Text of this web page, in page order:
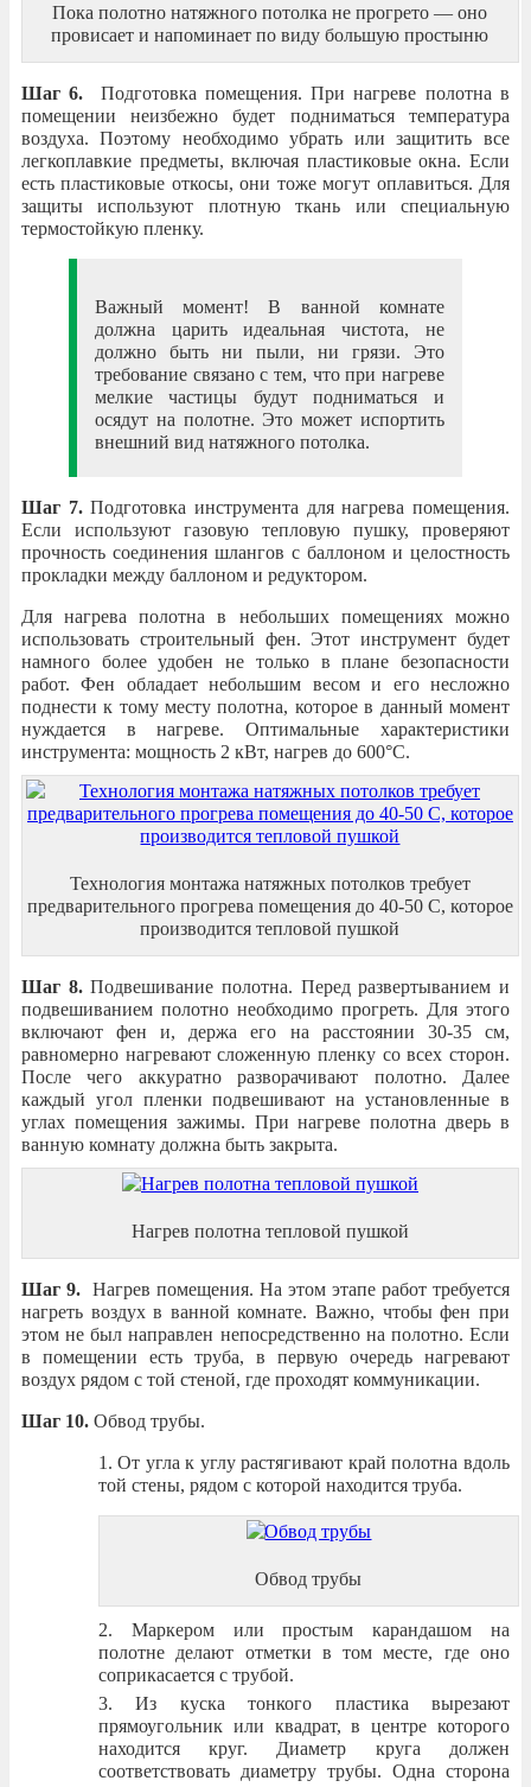
Пока полотно натяжного потолка не прогрето — оно
провисает и напоминает по виду большую простыню
Шаг 6.
Подготовка помещения. При нагреве полотна в
помещении неизбежно будет подниматься температура
воздуха. Поэтому необходимо убрать или защитить все
легкоплавкие предметы, включая пластиковые окна. Если
есть пластиковые откосы, они тоже могут оплавиться. Для
защиты используют плотную ткань или специальную
термостойкую пленку.
Важный момент! В ванной комнате
должна царить идеальная чистота, не
должно быть ни пыли, ни грязи. Это
требование связано с тем, что при нагреве
мелкие частицы будут подниматься и
осядут на полотне. Это может испортить
внешний вид натяжного потолка.
Шаг 7.Подготовка инструмента для нагрева помещения.
Если используют газовую тепловую пушку, проверяют
прочность соединения шлангов с баллоном и целостность
прокладки между баллоном и редуктором.
Для нагрева полотна в небольших помещениях можно
использовать строительный фен. Этот инструмент будет
намного более удобен не только в плане безопасности
работ. Фен обладает небольшим весом и его несложно
поднести к тому месту полотна, которое в данный момент
нуждается в нагреве. Оптимальные характеристики
инструмента: мощность 2 кВт, нагрев до 600°С.
Технология монтажа натяжных потолков требует
предварительного прогрева помещения до 40-50 С, которое
производится тепловой пушкой
Шаг 8.Подвешивание полотна. Перед развертыванием и
подвешиванием полотно необходимо прогреть. Для этого
включают фен и, держа его на расстоянии 30-35 см,
равномерно нагревают сложенную пленку со всех сторон.
После чего аккуратно разворачивают полотно. Далее
каждый угол пленки подвешивают на установленные в
углах помещения зажимы. При нагреве полотна дверь в
ванную комнату должна быть закрыта.
Нагрев полотна тепловой пушкой
Шаг 9. Нагрев помещения. На этом этапе работ требуется
нагреть воздух в ванной комнате. Важно, чтобы фен при
этом не был направлен непосредственно на полотно. Если
в помещении есть труба, в первую очередь нагревают
воздух рядом с той стеной, где проходят коммуникации.
Шаг 10. Обвод трубы.
От угла к углу растягивают край полотна вдоль
той стены, рядом с которой находится труба.
Обвод трубы
Маркером или простым карандашом на
полотне делают отметки в том месте, где оно
соприкасается с трубой.
Из куска тонкого пластика вырезают
прямоугольник или квадрат, в центре которого
находится круг. Диаметр круга должен
соответствовать диаметру трубы. Одна сторона